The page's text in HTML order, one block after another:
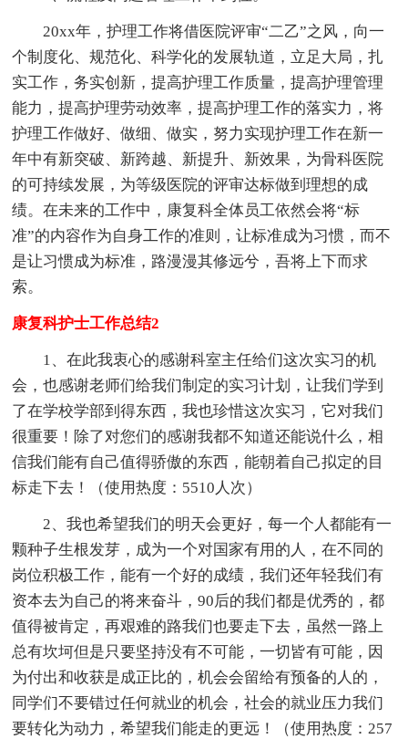
20xx年，护理工作将借医院评审“二乙”之风，向一
个制度化、规范化、科学化的发展轨道，立足大局，扎
实工作，务实创新，提高护理工作质量，提高护理管理
能力，提高护理劳动效率，提高护理工作的落实力，将
护理工作做好、做细、做实，努力实现护理工作在新一
年中有新突破、新跨越、新提升、新效果，为骨科医院
的可持续发展，为等级医院的评审达标做到理想的成
绩。在未来的工作中，康复科全体员工依然会将“标
准”的内容作为自身工作的准则，让标准成为习惯，而不
是让习惯成为标准，路漫漫其修远兮，吾将上下而求
索。
康复科护士工作总结2
1、在此我衷心的感谢科室主任给们这次实习的机
会，也感谢老师们给我们制定的实习计划，让我们学到
了在学校学部到得东西，我也珍惜这次实习，它对我们
很重要！除了对您们的感谢我都不知道还能说什么，相
信我们能有自己值得骄傲的东西，能朝着自己拟定的目
标走下去！（使用热度：5510人次）
2、我也希望我们的明天会更好，每一个人都能有一
颗种子生根发芽，成为一个对国家有用的人，在不同的
岗位积极工作，能有一个好的成绩，我们还年轻我们有
资本去为自己的将来奋斗，90后的我们都是优秀的，都
值得被肯定，再艰难的路我们也要走下去，虽然一路上
总有坎坷但是只要坚持没有不可能，一切皆有可能，因
为付出和收获是成正比的，机会会留给有预备的人的，
同学们不要错过任何就业的机会，社会的就业压力我们
要转化为动力，希望我们能走的更远！（使用热度：257